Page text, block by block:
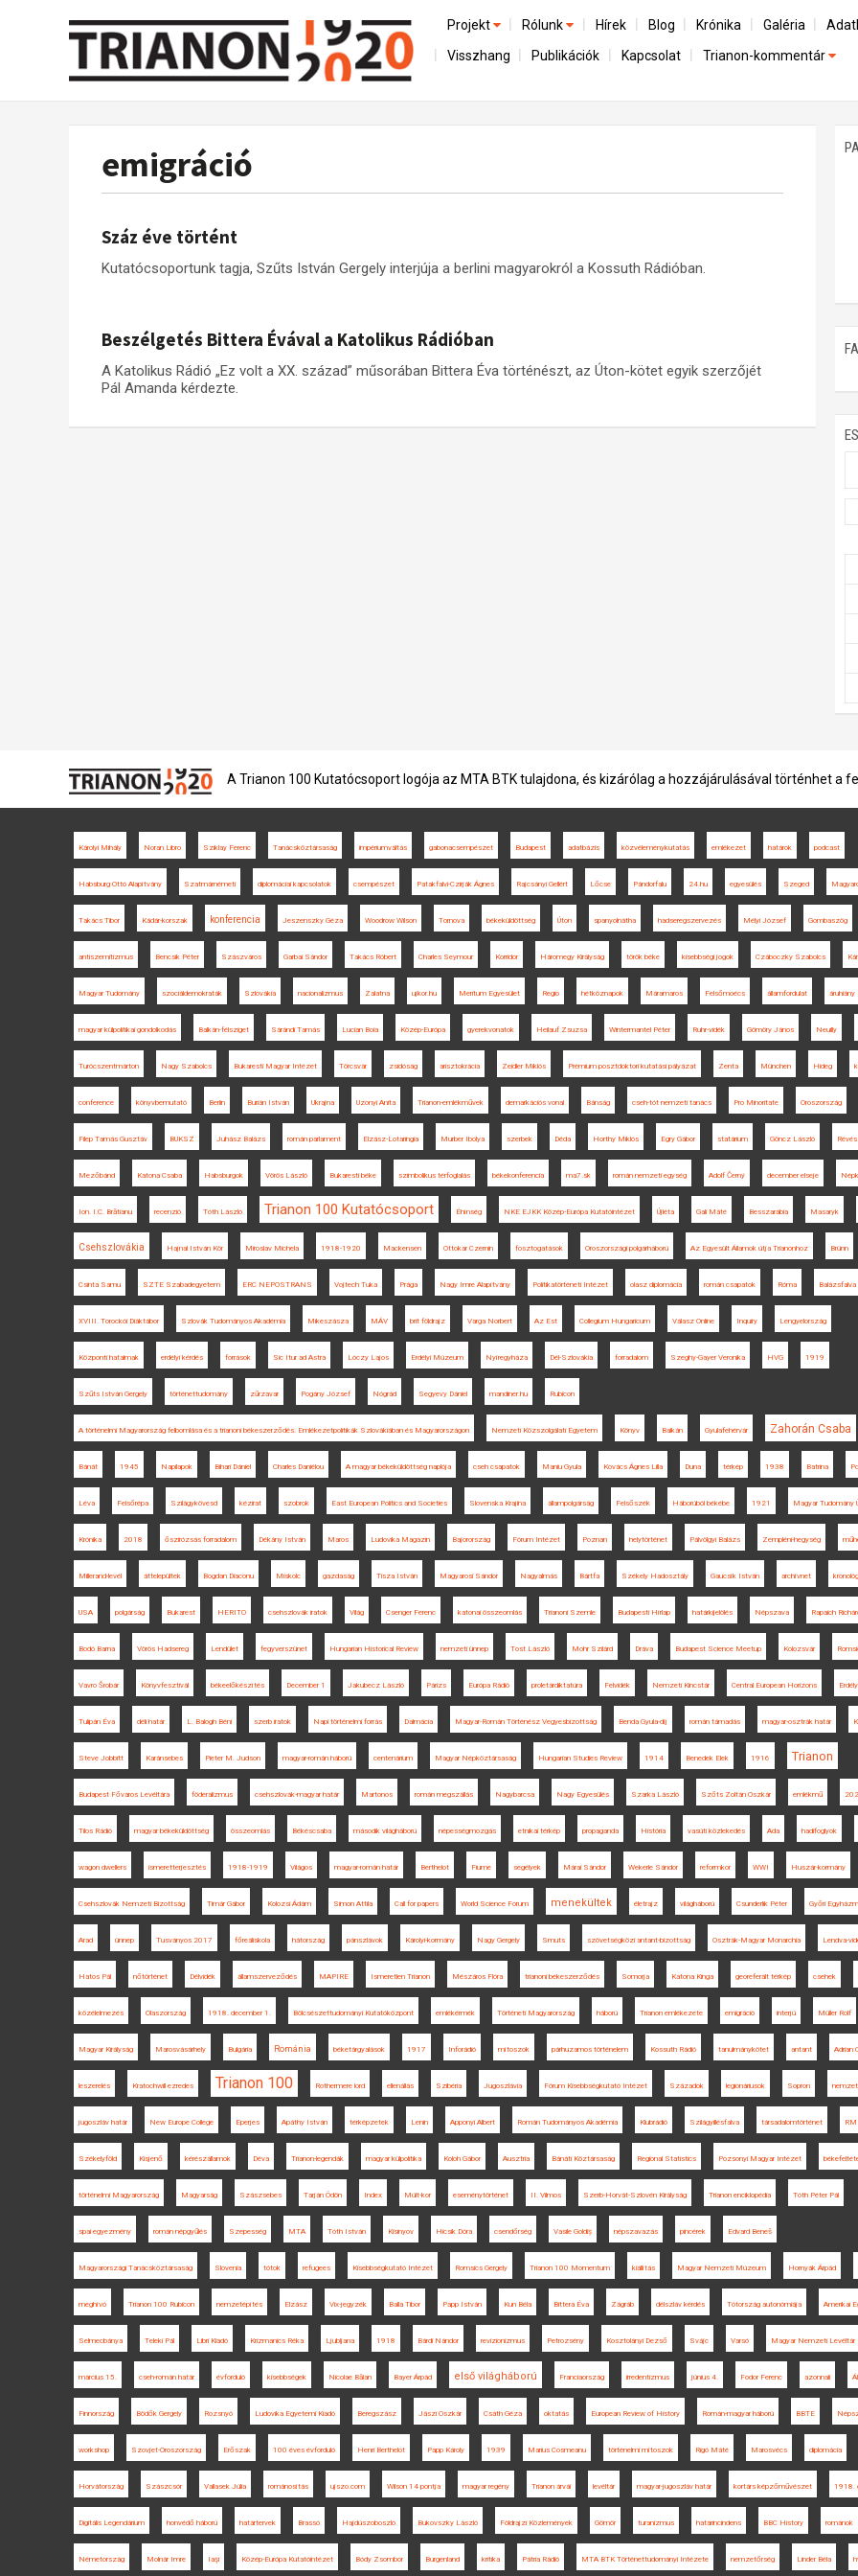
Projekt
Előzmények
Az összeomlás és a magyar társadalom
Utókor és emlékezet
Rólunk
A kutatócsoport működéséről
Hírek Blog Krónika Galéria
Visszhang Publikációk Kapcsolat Trianon-kommentár
emigráció
Száz éve történt
Kutatócsoportunk tagja, Szűts István Gergely interjúja a berlini magyarokról a Kossuth Rádióban.
Beszélgetés Bittera Évával a Katolikus Rádióban
A Katolikus Rádió „Ez volt a XX. század” műsorában Bittera Éva történészt, az Úton-kötet egyik szerzőjét
Pál Amanda kérdezte.
A Trianon 100 Kutatócsoport logója az MTA BTK tulajdona, és kizárólag a hozzájárulásával történhet a
Károlyi Mihály Noran Libro Sziklay Ferenc Tanácsköztársaság impériumváltás gabonacsempészet Budapest adatbázis közvéleménykutatás emlékezet határok podcast
Habsburg Ottó Alapítvány Szatmárnémeti diplomáciai kapcsolatok csempészet Patakfalvi-Czirják Ágnes Rajcsányi Gellért Lőcse Pándorfalu 24.hu egyesülés Szeged
Takács Tibor Kádár-korszak konferencia Jeszenszky Géza Woodrow Wilson Tornova békeküldöttség Úton spanyolnátha hadseregszervezés Mélyi József Gombaszög
antiszemitizmus Bencsik Péter Szászváros Garbai Sándor Takács Róbert Charles Seymour Korridor Háromegy Királyság török béke kisebbségi jogok Czáboczky Szabolcs
Magyar Tudomány szociáldemokraták Szlovákia nacionalizmus Zalatna ujkor.hu Meritum Egyesület Regio hétköznapok Máramaros Felsőmoécs államfordulat áruhiány
magyar külpolitikai gondolkodás Balkán-félsziget Sárándi Tamás Lucian Boia Közép-Európa gyerekvonatok Heilauf Zsuzsa Wintermantel Péter Ruhr-vidék Gömöry János Neuilly
Turócszentmárton Nagy Szabolcs Bukaresti Magyar Intézet Törcsvár zsidóság arisztokrácia Zeidler Miklós Prémium posztdoktori kutatási pályázat Zenta München Hideg
conference könyvbemutató Berlin Burián István Ukrajna Uzonyi Anita Trianon-emlékművek demarkációs vonal Bánság cseh-tót nemzeti tanács Pro Minoritate Oroszország
Filep Tamás Gusztáv BUKSZ Juhász Balázs román parlament Elzász-Lotaringia Murber Ibolya szerbek Déda Horthy Miklós Egry Gábor statárium Göncz László
Mezőbánd Katona Csaba Habsburgok Vörös László Bukaresti béke szimbolikus térfoglalás békekonferencia ma7.sk román nemzeti egység Adolf Černý december elseje
Ion. I.C. Brătianu recenzió Tóth László Trianon 100 Kutatócsoport Éhínség NKE EJKK Közép-Európa Kutatóintézet Újléta Gali Máté Besszarábia Masaryk
Csehszlovákia Hajnal István Kör Miroslav Michela 1918-1920 Mackensen Ottokar Czernin fosztogatások Oroszországi polgárháború Az Egyesült Államok útja Trianonhoz Brünn
Csinta Samu SZTE Szabadegyetem ERC NEPOSTRANS Vojtech Tuka Prága Nagy Imre Alapítvány Politikatörténeti Intézet olasz diplomácia román csapatok Róma Balázsfalva
XVIII. Torockói Diáktábor Szlovák Tudományos Akadémia Mikeszásza MÁV brit földrajz Varga Norbert Az Est Collegium Hungaricum Válasz Online Inquiry Lengyelország
Központi hatalmak erdélyi kérdés források Sic Itur ad Astra Lóczy Lajos Erdélyi Múzeum Nyíregyháza Dél-Szlovákia forradalom Szeghy-Gayer Veronika HVG 1919
Szűts István Gergely történettudomány zűrzavar Pogány József Nógrád Segyevy Dániel mandiner.hu Rubicon
A történelmi Magyarország felbomlása és a trianoni békeszerződés. Emlékezetpolitikák Szlovákiában és Magyarországon Nemzeti Közszolgálati Egyetem Könyv Balkán Gyulafehérvár Zahorán Csaba
Bánát 1945 Napilapok Bihari Dániel Charles Daniélou A magyar békeküldöttség naplója cseh csapatok Maniu Gyula Kovács Ágnes Lilla Duna térkép 1938 Batrina
Léva Felsőrépa Szilágykövesd kézirat szobrok East European Politics and Societies Slovenska Krajina állampolgárság Felsőszék Háborúból békébe 1921 Magyar Tudomány
Krónika 2018 őszirózsás forradalom Dékány István Maros Ludovika Magazin Bajorország Fórum Intézet Poznan helytörténet Pálvölgyi Balázs Zempléni-hegység
Millerand-levél áttelepültek Bogdan Diaconu Miskolc gazdaság Tisza István Magyarosi Sándor Nagyalmás Bártfa Székely Hadosztály Gaucsík István archívnet
USA polgárság Bukarest HERITO csehszlovák iratok Világ Csenger Ferenc katonai összeomlás Trianoni Szemle Budapesti Hírlap határkijelölés Népszava Rapaich
Bodó Barna Vörös Hadsereg Lendület fegyverszünet Hungarian Historical Review nemzeti ünnep Tost László Mohr Szilárd Dráva Budapest Science Meetup Kolozsvár
Vavro Šrobár Könyvfesztivál békeelőkészítés December 1 Jakubecz László Párizs Európa Rádió proletárdiktatúra Felvidék Nemzeti Kincstár Central European Horizons
Tulipán Éva déli határ L. Balogh Béni szerb iratok Napi történelmi forrás Dalmácia Magyar-Román Történész Vegyesbizottság Benda Gyula-díj román támadás magyar-osztrák határ
Steve Jobbitt Karánsebes Pieter M. Judson magyar-román háború centenárium Magyar Népköztársaság Hungarian Studies Review 1914 Benedek Elek 1916 Trianon
Budapest Főváros Levéltára föderalizmus csehszlovák-magyar határ Martonos román megszállás Nagybarcsa Nagy Egyesülés Szarka László Szőts Zoltán Oszkár emlékmű
Tilos Rádió magyar békeküldöttség összeomlás Békéscsaba második világháború népességmozgás etnikai térkép propaganda História vasúti közlekedés Ada hadifoglyok
wagon dwellers ismeretterjesztés 1918-1919 Világos magyar-román határ Berthelot Fiume segélyek Márai Sándor Wekerle Sándor reformkor WWI Huszár-kormány
Csehszlovák Nemzeti Bizottság Timár Gábor Kolozsi Ádám Simon Attila Call for papers World Science Forum menekültek életrajz világháború Csunderlik Péter Győri
Arad ünnep Tusványos 2017 főreáliskola hátország pánszlávok Károlyi-kormány Nagy Gergely Smuts szövetségközi antant-bizottság Osztrák-Magyar Monarchia Lendva-
Hatos Pál nőtörténet Délvidék államszerveződés MAPIRE Ismeretlen Trianon Mészáros Flóra trianoni békeszerződés Somorja Katona Kinga georeferált térkép csehek
közélelmezés Olaszország 1918. december 1. Bölcsészettudományi Kutatóközpont emlékérmék Történeti Magyarország háború Trianon emlékezete emigráció interjú Müller Rolf
Magyar Királyság Marosvásárhely Bulgária Románia béketárgyalások 1917 Inforádió mítoszok párhuzamos történelem Kossuth Rádió tanulmánykötet antant Adrian
leszerelés Kratochwill ezredes Trianon 100 Rothermere lord ellenállás Szibéria Jugoszlávia Fórum Kisebbségkutató Intézet Századok legionáriusok Sopron
jugoszláv határ New Europe College Eperjes Apáthy István térképzetek Lenin Apponyi Albert Román Tudományos Akadémia Klubrádió Szilágyillésfalva társadalomtörténet
Székelyföld Kisjenő kérészállamok Déva Trianon-legendák magyar külpolitika Koloh Gábor Ausztria Bánáti Köztársaság Regional Statistics Pozsonyi Magyar Intézet
történelmi Magyarország Magyarság Szászsebes Tarján Ödön Index Múlt-kor eseménytörténet II. Vilmos Szerb-Horvát-Szlovén Királyság Trianon enciklopédia Tóth Péter Pál
spai egyezmény román népgyűlés Szepesség MTA Tóth István Kisinyov Hicsik Dóra csendőrség Vasile Goldiș népszavazás pincérek Edvard Beneš
Magyarországi Tanácsköztársaság Slovenia tótok refugees Kisebbségkutató Intézet Romsics Gergely Trianon 100 Momentum kiállítás Magyar Nemzeti Múzeum Hornyák Árpád
meghívó Trianon 100 Rubicon nemzetépítés Elzász Vix-jegyzék Balla Tibor Papp István Kun Béla Bittera Éva Zágráb délszláv kérdés Tótország autonómiája Amerikai
Selmecbánya Teleki Pál Libri Kiadó Krizmanics Réka Ljubljana 1918 Bárdi Nándor revizionizmus Petrozsény Kosztolányi Dezső Svájc Varsó Magyar Nemzeti Levéltár
március 15. cseh-román határ évforduló kisebbségek Nicolae Bălan Bayer Árpád első világháború Franciaország irredentizmus június 4. Fodor Ferenc azonnali
Finnország Bödők Gergely Rozsnyó Ludovika Egyetemi Kiadó Beregszász Jászi Oszkár Csáth Géza oktatás European Review of History Román-magyar háború BBTE
workshop Szovjet-Oroszország Erőszak 100 éves évforduló Henri Berthelot Papp Károly 1939 Marius Cosmeanu történelmi mítoszok Rigó Máté Marosvécs diplomácia
Horvátország Szászcsór Vallasek Júlia románosítás ujszo.com Wilson 14 pontja magyar regény Trianon árvái levéltár magyar-jugoszláv határ kortárs képzőművészet 1918.
Digitális Legendárium honvédő háború határtervek Brassó Hajdúszoboszló Bukovszky László Földrajzi Közlemények Gömör turanizmus határincindens BBC History románok
Németország Molnár Imre Iaşi Közép-Európa Kutatóintézet Bódy Zsombor Burgenland kritika Pátria Rádió MTA BTK Történettudományi Intézete nemzetőrség Linder Béla